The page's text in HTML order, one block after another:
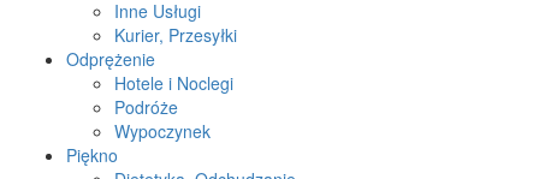
Inne Usługi
Kurier, Przesyłki
Odprężenie
Hotele i Noclegi
Podróże
Wypoczynek
Piękno